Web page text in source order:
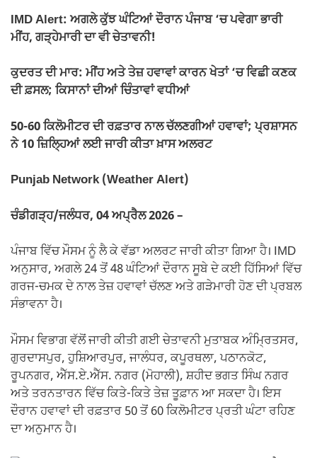
e
b
o
o
s
A
p
p
gr
a
m
y
n
k
e
IMD Alert: ਅਗਲੇ ਕੁੱਝ ਘੰਟਿਆਂ ਦੌਰਾਨ ਪੰਜਾਬ ‘ਚ ਪਵੇਗਾ ਭਾਰੀ
ਮੀਂਹ, ਗੜ੍ਹੇਮਾਰੀ ਦਾ ਵੀ ਚੇਤਾਵਨੀ!
ਕੁਦਰਤ ਦੀ ਮਾਰ: ਮੀਂਹ ਅਤੇ ਤੇਜ਼ ਹਵਾਵਾਂ ਕਾਰਨ ਖੇਤਾਂ ‘ਚ ਵਿਛੀ ਕਣਕ
ਦੀ ਫ਼ਸਲ; ਕਿਸਾਨਾਂ ਦੀਆਂ ਚਿੰਤਾਵਾਂ ਵਧੀਆਂ
50-60 ਕਿਲੋਮੀਟਰ ਦੀ ਰਫ਼ਤਾਰ ਨਾਲ ਚੱਲਣਗੀਆਂ ਹਵਾਵਾਂ; ਪ੍ਰਸ਼ਾਸਨ
ਨੇ 10 ਜ਼ਿਲ੍ਹਿਆਂ ਲਈ ਜਾਰੀ ਕੀਤਾ ਖ਼ਾਸ ਅਲਰਟ
Punjab Network (Weather Alert)
ਚੰਡੀਗੜ੍ਹ/ਜਲੰਧਰ, 04 ਅਪ੍ਰੈਲ 2026 –
ਪੰਜਾਬ ਵਿੱਚ ਮੌਸਮ ਨੂੰ ਲੈ ਕੇ ਵੱਡਾ ਅਲਰਟ ਜਾਰੀ ਕੀਤਾ ਗਿਆ ਹੈ। IMD
ਅਨੁਸਾਰ, ਅਗਲੇ 24 ਤੋਂ 48 ਘੰਟਿਆਂ ਦੌਰਾਨ ਸੂਬੇ ਦੇ ਕਈ ਹਿੱਸਿਆਂ ਵਿੱਚ
ਗਰਜ-ਚਮਕ ਦੇ ਨਾਲ ਤੇਜ਼ ਹਵਾਵਾਂ ਚੱਲਣ ਅਤੇ ਗੜੇਮਾਰੀ ਹੋਣ ਦੀ ਪ੍ਰਬਲ
ਸੰਭਾਵਨਾ ਹੈ।
ਮੌਸਮ ਵਿਭਾਗ ਵੱਲੋਂ ਜਾਰੀ ਕੀਤੀ ਗਈ ਚੇਤਾਵਨੀ ਮੁਤਾਬਕ ਅੰਮ੍ਰਿਤਸਰ,
ਗੁਰਦਾਸਪੁਰ, ਹੁਸ਼ਿਆਰਪੁਰ, ਜਾਲੰਧਰ, ਕਪੂਰਥਲਾ, ਪਠਾਨਕੋਟ,
ਰੂਪਨਗਰ, ਐੱਸ.ਏ.ਐੱਸ. ਨਗਰ (ਮੋਹਾਲੀ), ਸ਼ਹੀਦ ਭਗਤ ਸਿੰਘ ਨਗਰ
ਅਤੇ ਤਰਨਤਾਰਨ ਵਿੱਚ ਕਿਤੇ-ਕਿਤੇ ਤੇਜ਼ ਤੂਫ਼ਾਨ ਆ ਸਕਦਾ ਹੈ। ਇਸ
ਦੌਰਾਨ ਹਵਾਵਾਂ ਦੀ ਰਫ਼ਤਾਰ 50 ਤੋਂ 60 ਕਿਲੋਮੀਟਰ ਪ੍ਰਤੀ ਘੰਟਾ ਰਹਿਣ
ਦਾ ਅਨੁਮਾਨ ਹੈ।